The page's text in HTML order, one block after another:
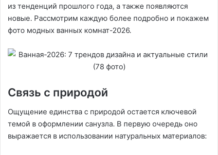
из тенденций прошлого года, а также появляются
новые. Рассмотрим каждую более подробно и покажем
фото модных ванных комнат-2026.
Связь с природой
Ощущение единства с природой остается ключевой
темой в оформлении санузла. В первую очередь оно
выражается в использовании натуральных материалов: